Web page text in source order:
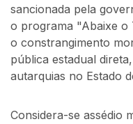
sancionada pela
o programa "Abaixe o
o constrangimento
pública estadual
autarquias no Estado
Considera-se assédio